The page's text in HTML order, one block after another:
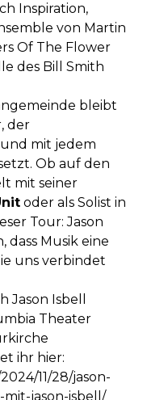
Inspiration,
von Martin
Of The Flower
des Bill Smith
bleibt
der
mit jedem
Ob auf den
mit seiner
oder als Solist in
Tour: Jason
dass Musik eine
uns verbindet
Jason Isbell
Theater
ihr hier:
11/28/jason-
jason-isbell/